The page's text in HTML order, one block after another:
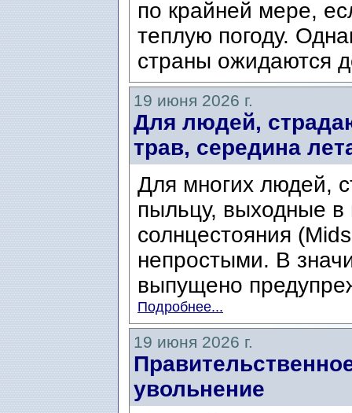
по крайней мере,
теплую погоду.
страны ожидаются
19 июня 2026 г.
Для людей,
трав, середина
Для многих людей,
пыльцу, выходные в
солнцестояния
непростыми. В
выпущено
Подробнее...
19 июня 2026 г.
увольнение